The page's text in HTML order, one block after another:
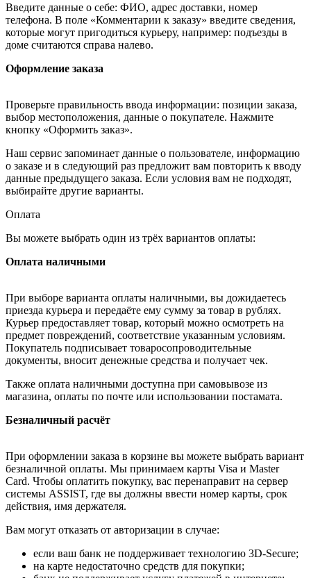
Введите данные о себе: ФИО, адрес доставки, номер
телефона. В поле «Комментарии к заказу» введите сведения,
которые могут пригодиться курьеру, например: подъезды в
доме считаются справа налево.
Оформление заказа
Проверьте правильность ввода информации: позиции заказа,
выбор местоположения, данные о покупателе. Нажмите
кнопку «Оформить заказ».
Наш сервис запоминает данные о пользователе, информацию
о заказе и в следующий раз предложит вам повторить к вводу
данные предыдущего заказа. Если условия вам не подходят,
выбирайте другие варианты.
Оплата
Вы можете выбрать один из трёх вариантов оплаты:
Оплата наличными
При выборе варианта оплаты наличными, вы дожидаетесь
приезда курьера и передаёте ему сумму за товар в рублях.
Курьер предоставляет товар, который можно осмотреть на
предмет повреждений, соответствие указанным условиям.
Покупатель подписывает товаросопроводительные
документы, вносит денежные средства и получает чек.
Также оплата наличными доступна при самовывозе из
магазина, оплаты по почте или использовании постамата.
Безналичный расчёт
При оформлении заказа в корзине вы можете выбрать вариант
безналичной оплаты. Мы принимаем карты Visa и Master
Card. Чтобы оплатить покупку, вас перенаправит на сервер
системы ASSIST, где вы должны ввести номер карты, срок
действия, имя держателя.
Вам могут отказать от авторизации в случае:
если ваш банк не поддерживает технологию 3D-Secure;
на карте недостаточно средств для покупки;